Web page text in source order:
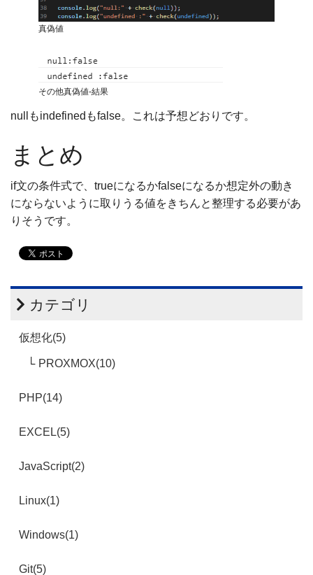
真偽値
その他真偽値-結果
nullもindefinedもfalse。これは予想どおりです。
まとめ
if文の条件式で、trueになるかfalseになるか想定外の動き
にならないように取りうる値をきちんと整理する必要があ
りそうです。
カテゴリ
仮想化(5)
PROXMOX(10)
PHP(14)
EXCEL(5)
JavaScript(2)
Linux(1)
Windows(1)
Git(5)